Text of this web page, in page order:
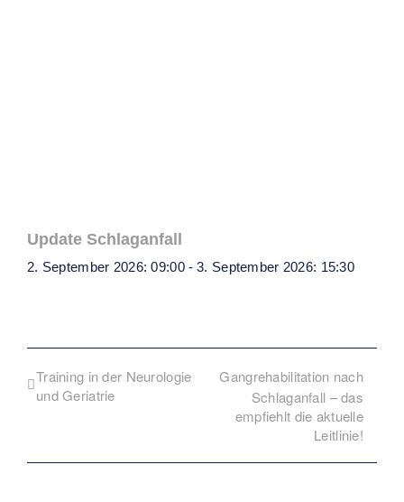
Update Schlaganfall
2. September 2026: 09:00 - 3. September 2026: 15:30
Training in der Neurologie
und Geriatrie
Gangrehabilitation nach
Schlaganfall – das
empfiehlt die aktuelle
Leitlinie!